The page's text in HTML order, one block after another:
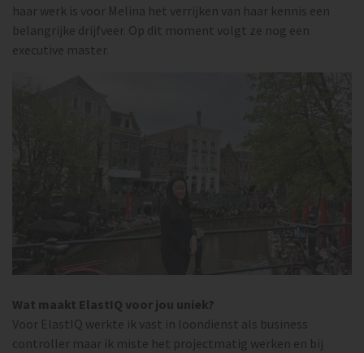
haar werk is voor Melina het verrijken van haar kennis een
belangrijke drijfveer. Op dit moment volgt ze nog een
executive master.
Wat maakt ElastIQ voor jou uniek?
Voor ElastIQ werkte ik vast in loondienst als business
controller maar ik miste het projectmatig werken en bij